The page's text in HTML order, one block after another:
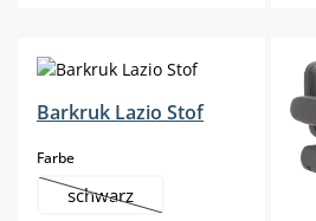
Barkruk Lazio Stof
Farbeselect
schwarz
(Deze optie is momenteel niet